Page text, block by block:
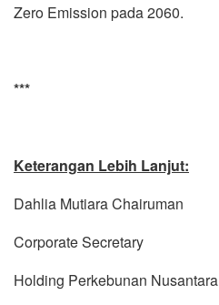
Zero Emission pada 2060.
***
Keterangan Lebih Lanjut:
Dahlia Mutiara Chairuman
Corporate Secretary
Holding Perkebunan Nusantara